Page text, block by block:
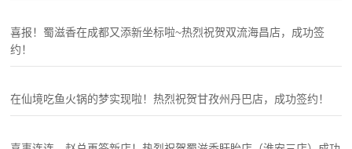
喜报！蜀滋香在成都又添新坐标啦~热烈祝贺双流海昌店，成功签
约！
在仙境吃鱼火锅的梦实现啦！热烈祝贺甘孜州丹巴店，成功签约！